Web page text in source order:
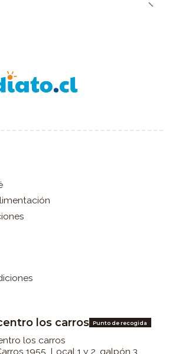
los carros Punto de recogida
los carros
1955, Local 1 y 2, galpón 3